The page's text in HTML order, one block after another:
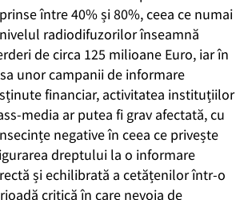
între 40% și 80%, ceea ce numai
radiodifuzorilor înseamnă
de circa 125 milioane Euro, iar în
unor campanii de informare
financiar, activitatea instituțiilor
media ar putea fi grav afectată, cu
negative în ceea ce privește
dreptului la o informare
și echilibrată a cetățenilor într-o
critică în care nevoia de